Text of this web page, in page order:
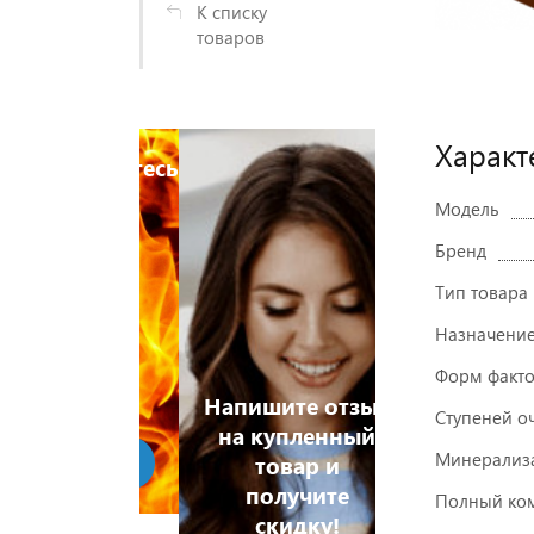
К списку
товаров
Напишите отзыв
на купленный
товар и
получите
скидку!
и Вы
цены
Хочу
Модель
Бренд
Тип товара
Форм
Ступеней
Полный